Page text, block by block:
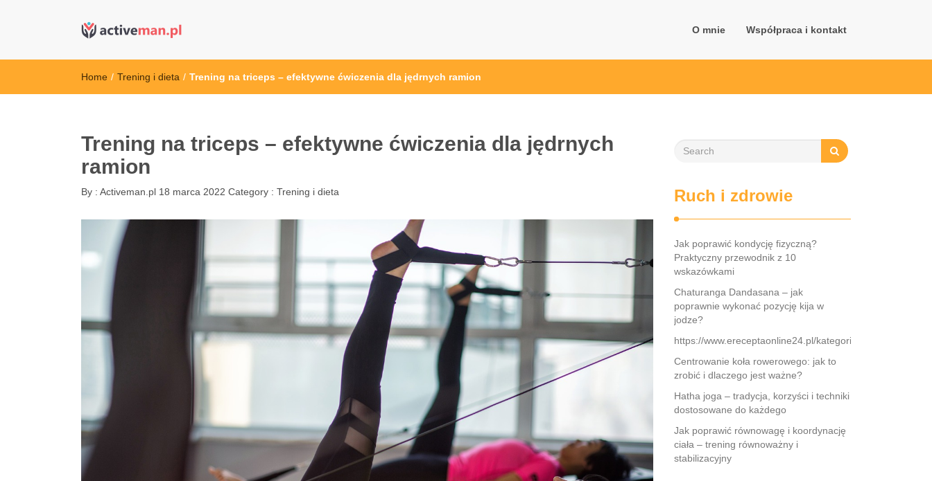
kettler serwis, sklep fitness, crossfit, rowery, sklep ze sprzętem sportowym
O mnie Współpraca i kontakt
Home / Trening i dieta / Trening na triceps – efektywne ćwiczenia dla jędrnych ramion
Trening na triceps – efektywne ćwiczenia dla jędrnych
ramion
By : Activeman.pl 18 marca 2022 Category : Trening i dieta Ruch i zdrowie
Jak poprawić kondycję fizyczną?
Praktyczny przewodnik z 10
wskazówkami
Chaturanga Dandasana – jak
poprawnie wykonać pozycję kija w
jodze?
https://www.ereceptaonline24.pl/kategoria/psychiatria
Centrowanie koła rowerowego: jak to
zrobić i dlaczego jest ważne?
Hatha joga – tradycja, korzyści i techniki
dostosowane do każdego
Jak poprawić równowagę i koordynację
ciała – trening równoważny i
stabilizacyjny